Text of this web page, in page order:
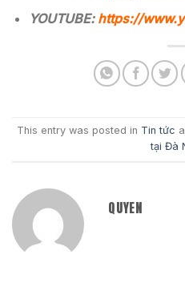
YOUTUBE: https://
This entry was posted in Tin tức
tại Đà
QUYEN